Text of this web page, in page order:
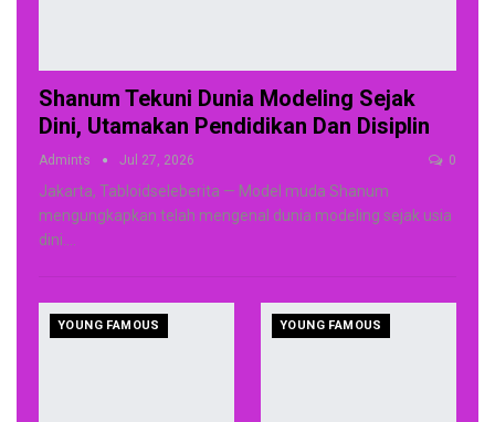
Shanum Tekuni Dunia Modeling Sejak
Dini, Utamakan Pendidikan Dan Disiplin
Admints Jul 27, 2026 0
Jakarta, Tabloidseleberita — Model muda Shanum
mengungkapkan telah mengenal dunia modeling sejak usia
dini.
YOUNG FAMOUS YOUNG FAMOUS